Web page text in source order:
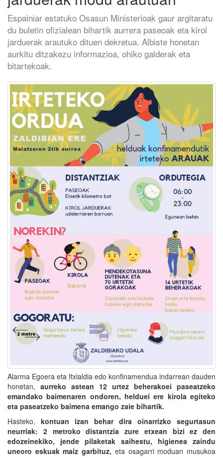
Espainiar estatuko Osasun Ministerioak gaur argitaratu
du buletin ofizialean bihartik aurrera paseoak eta kirol
jarduerak arautuko dituen dekretua. Albiste honetan
aurkitu ditzakezu informazioa, ohiko galderak eta
bitartekoak.
Alarma Egoera eta Itxialdia edo konfinamendua indarrean dauden
honetan, aurreko astean 12 urtez beherakoei paseatzeko
emandako baimenaren ondoren, helduei ere kirola egiteko
eta paseatzeko baimena emango zaie bihartik.
Hasteko, kontuan izan behar dira oinarrizko segurtasun
neurriak: 2 metroko distantzia zure etxean bizi ez den
edozeinekiko, jende pilaketak saihestu, higienea zaindu
uneoro eskuak maiz garbituz, eta osagarri moduan musukoa